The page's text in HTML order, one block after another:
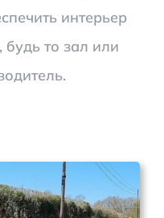
интерьер
то зал или